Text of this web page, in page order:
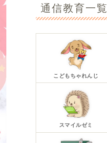
通信教育一覧
こどもちゃれんじ
スマイルゼミ